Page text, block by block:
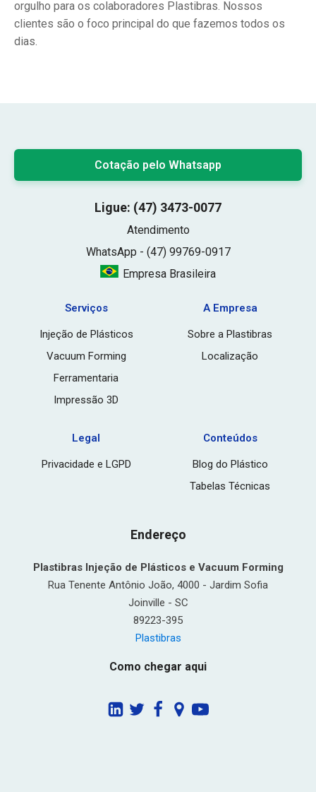
orgulho para os colaboradores Plastibras. Nossos
clientes são o foco principal do que fazemos todos os
dias.
Cotação pelo Whatsapp
Ligue: (47) 3473-0077
Atendimento
WhatsApp - (47) 99769-0917
Empresa Brasileira
Serviços
Injeção de Plásticos
Vacuum Forming
Ferramentaria
Impressão 3D
A Empresa
Sobre a Plastibras
Localização
Legal
Privacidade e LGPD
Conteúdos
Blog do Plástico
Tabelas Técnicas
Endereço
Plastibras Injeção de Plásticos e Vacuum Forming
Rua Tenente Antônio João, 4000 - Jardim Sofia
Joinville - SC
89223-395
Plastibras
Como chegar aqui